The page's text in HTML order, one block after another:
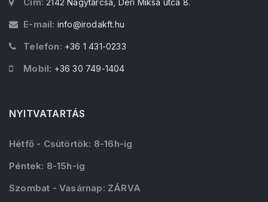
2142 Nagytarcsa, Déri Miksa utca 8.
E-mail: info@irodakft.hu
Telefon: +36 1 431-0233
Mobil: +36 30 749-1404
NYITVATARTÁS
Hétfő - Csütörtök: 8-16h-ig
Péntek: 8-15h-ig
Szombat - Vasárnap: ZÁRVA